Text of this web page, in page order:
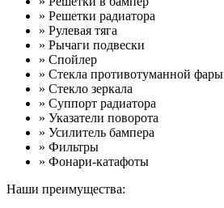
» Решетки радиатора
» Рулевая тяга
» Рычаги подвески
» Спойлер
» Стекла противотуманной фары
» Стекло зеркала
» Суппорт радиатора
» Указатели поворота
» Усилитель бампера
» Фильтры
» Фонари-катафоты
Наши преимущества: